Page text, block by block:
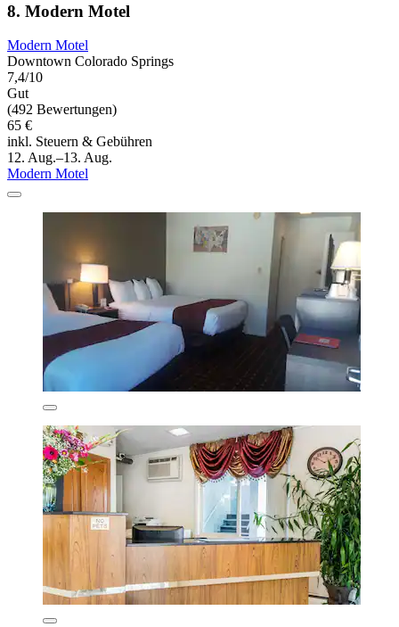
8. Modern Motel
Modern Motel
Downtown Colorado Springs
7,4/10
Gut
(492 Bewertungen)
65 €
inkl. Steuern & Gebühren
12. Aug.–13. Aug.
Modern Motel